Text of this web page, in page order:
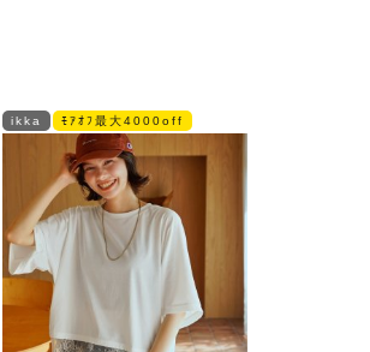
ikka ﾓｱｵﾌ最大4000off